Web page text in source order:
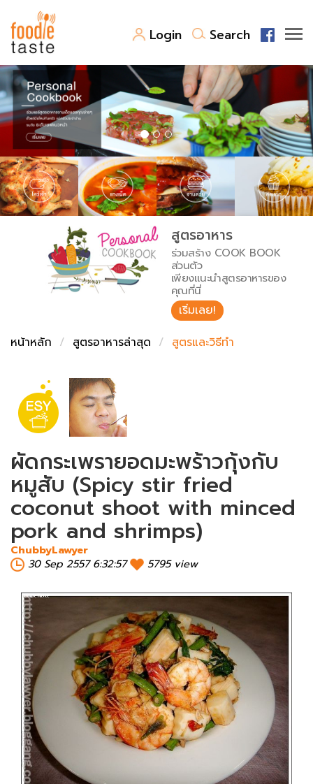
Login Search
สูตรอาหาร
สูตรอาหารล่าสุด
Top Foodie
พาไปชิม
สารพันก้นครัว
เคล็ดลับน่ารู้
เปรียบเทียบหน่วยการตวง
เปรียบเทียบอุณหภูมิ
เปรียบเทียบน้ำหนักวัตถุดิบ
FoodPedia
สร้าง Cookbook
สูตรอาหาร
ร่วมสร้าง COOK BOOK
ส่วนตัว
เพียงแนะนำสูตรอาหารของ
คุณที่นี่
เริ่มเลย!
หน้าหลัก
สูตรอาหารล่าสุด สูตรและวิธีทำ
ผัดกระเพรายอดมะพร้าวกุ้งกับ
หมูสับ (Spicy stir fried
coconut shoot with minced
pork and shrimps)
ChubbyLawyer
30 Sep 2557 6:32:57
5795 view